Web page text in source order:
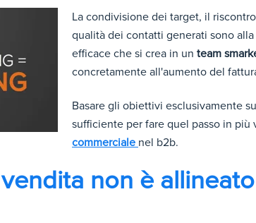
La condivisione dei target, il
qualità dei contatti generati sono
efficace che si crea in un team
concretamente all'aumento del
Basare gli obiettivi esclusivamente
sufficiente per fare quel passo in più
commerciale nel b2b.
non è